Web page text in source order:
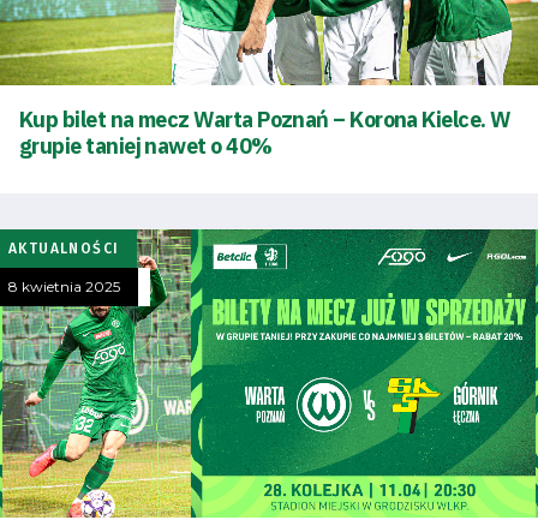
Dostępność
FOR:
Search Button
Klub
Tabela
i
terminarz
Bilety
Kup bilet na mecz Warta Poznań – Korona Kielce. W
grupie taniej nawet o 40%
AKTUALNOŚCI
8 kwietnia 2025